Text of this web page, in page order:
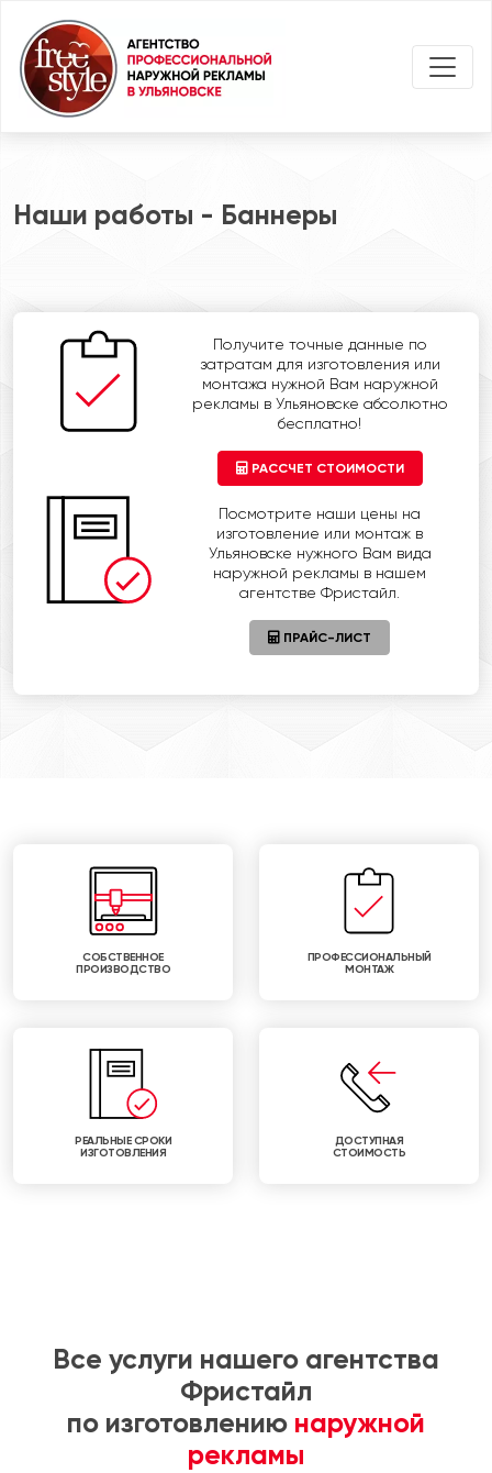
Наши работы - Баннеры
Получите точные данные по
затратам для изготовления или
монтажа нужной Вам наружной
рекламы в Ульяновске абсолютно
бесплатно!
РАССЧЕТ СТОИМОСТИ
Посмотрите наши цены на
изготовление или монтаж в
Ульяновске нужного Вам вида
наружной рекламы в нашем
агентстве Фристайл.
ПРАЙС-ЛИСТ
СОБСТВЕННОЕ
ПРОИЗВОДСТВО
ПРОФЕССИОНАЛЬНЫЙ
МОНТАЖ
РЕАЛЬНЫЕ СРОКИ
ИЗГОТОВЛЕНИЯ
ДОСТУПНАЯ
СТОИМОСТЬ
Все услуги нашего агентства
Фристайл
по изготовлению наружной
рекламы